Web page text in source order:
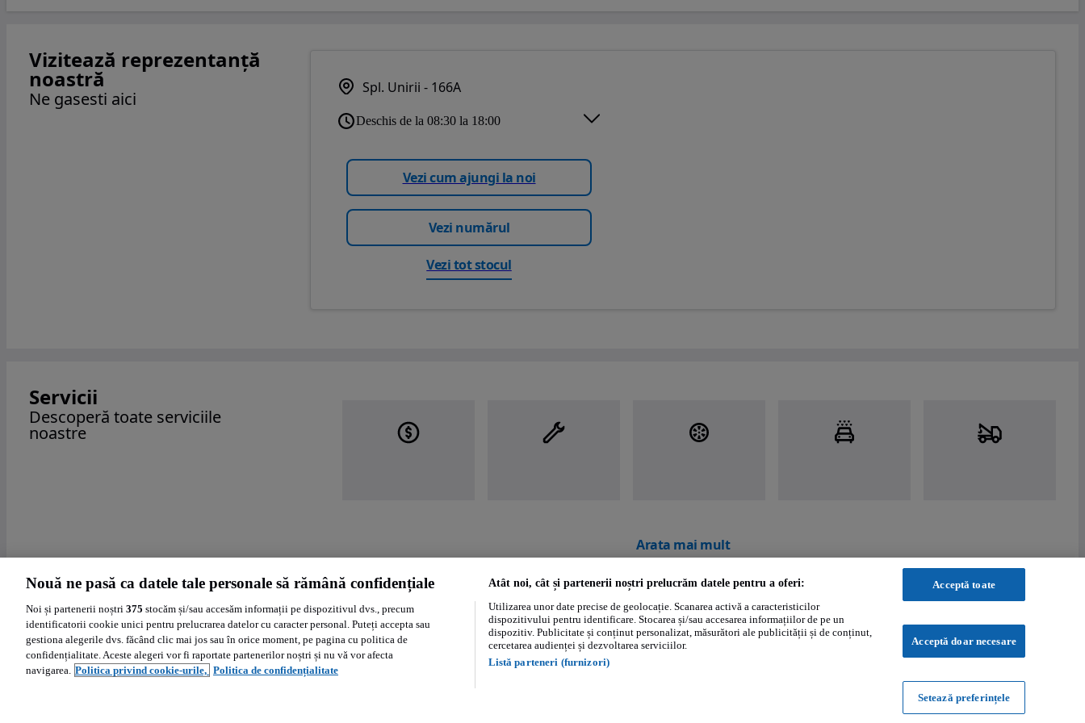
Vizitează reprezentanță
noastră
Ne gasesti aici
Spl. Unirii - 166A
Deschis de la 08:30 la 18:00
Vezi cum ajungi la noi
Vezi numărul
Vezi tot stocul
Servicii
Descoperă toate serviciile
noastre
Arata mai mult
Powered by:
Nouă ne pasă ca datele tale personale să rămână confidențiale
Noi și partenerii noștri 375 stocăm și/sau accesăm informații pe dispozitivul dvs., precum
identificatorii cookie unici pentru prelucrarea datelor cu caracter personal. Puteți accepta sau
gestiona alegerile dvs. făcând clic mai jos sau în orice moment, pe pagina cu politica de
confidențialitate. Aceste alegeri vor fi raportate partenerilor noștri și nu vă vor afecta
navigarea. Politica privind cookie-urile, Politica de confidențialitate
Atât noi, cât și partenerii noștri prelucrăm datele pentru a oferi:
Utilizarea unor date precise de geolocație. Scanarea activă a caracteristicilor
dispozitivului pentru identificare. Stocarea și/sau accesarea informațiilor de pe un
dispozitiv. Publicitate și conținut personalizat, măsurători ale publicității și de conținut,
cercetarea audienței și dezvoltarea serviciilor.
Listă parteneri (furnizori)
Acceptă toate
Acceptă doar necesare
Setează preferințele